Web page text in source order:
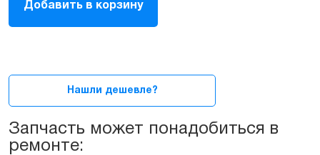
(матрица,
LCD,
Retina
2020
(A2338)
Добавить в корзину
Нашли дешевле?
Запчасть может понадобиться в
ремонте: